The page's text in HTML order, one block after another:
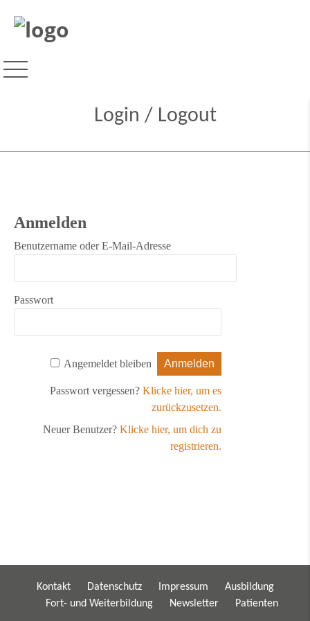
Login / Logout
Anmelden
Benutzername oder E-Mail-Adresse
Passwort
Angemeldet bleiben
Passwort vergessen? Klicke hier, um es
zurückzusetzen.
Neuer Benutzer? Klicke hier, um dich zu
registrieren.
Kontakt Datenschutz Impressum
Ausbildung
Fort- und Weiterbildung
Newsletter Patienten